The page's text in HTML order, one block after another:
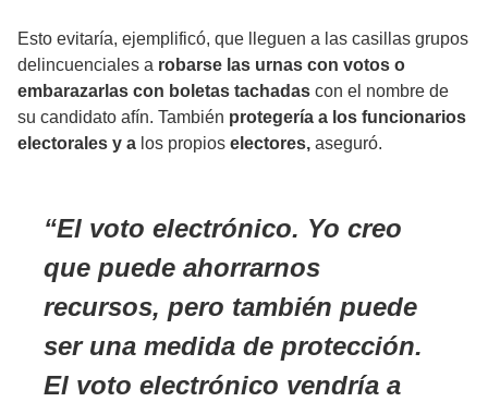
Esto evitaría, ejemplificó, que lleguen a las casillas grupos
delincuenciales a robarse las urnas con votos o
embarazarlas con boletas tachadas con el nombre de
su candidato afín. También protegería a los funcionarios
electorales y a los propios electores, aseguró.
El voto electrónico. Yo creo
que puede ahorrarnos
recursos, pero también puede
ser una medida de protección.
El voto electrónico vendría a